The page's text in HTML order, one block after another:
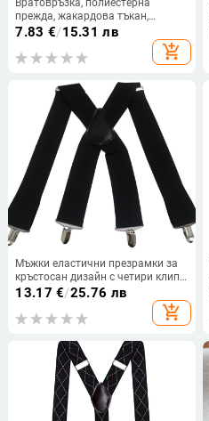
Вратовръзка, полиестерна
прежда, жакардова тъкан,
едноцветен зодиакален мотив,
унисекс административен стил
7.83 €/15.31 лв
add_shopping_cart
Мъжки еластични презрамки за
кръстосан дизайн с четири клипа,
регулируеми, Computer Jacquard
13.17 €/25.76 лв
add_shopping_cart